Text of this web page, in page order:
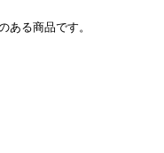
ある商品です。